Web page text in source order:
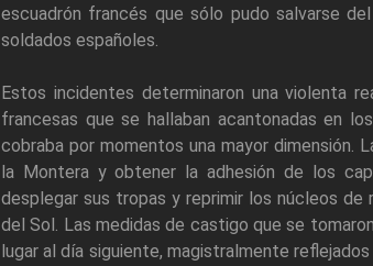
escuadrón francés que sólo pudo salvarse
soldados españoles.
Estos incidentes determinaron una violenta
francesas que se hallaban acantonadas en
cobraba por momentos una mayor dimensión.
la Montera y obtener la adhesión de los
desplegar sus tropas y reprimir los núcleos
del Sol. Las medidas de castigo que se
lugar al día siguiente, magistralmente